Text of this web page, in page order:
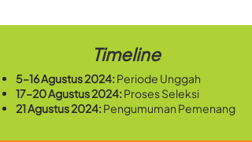
Timeline
5–16 Agustus 2024: Periode Unggah
17–20 Agustus 2024: Proses Seleksi
21 Agustus 2024: Pengumuman Pemenang